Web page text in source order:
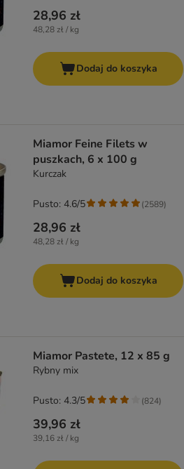
28,96 zł
48,28 zł / kg
Dodaj do koszyka
Miamor Feine Filets w
puszkach, 6 x 100 g
Kurczak
28,96 zł
48,28 zł / kg
Pusto: 4.6/5 (2589)
Dodaj do koszyka
Miamor Pastete, 12 x 85 g
Rybny mix
39,96 zł
39,16 zł / kg
Pusto: 4.3/5 (824)